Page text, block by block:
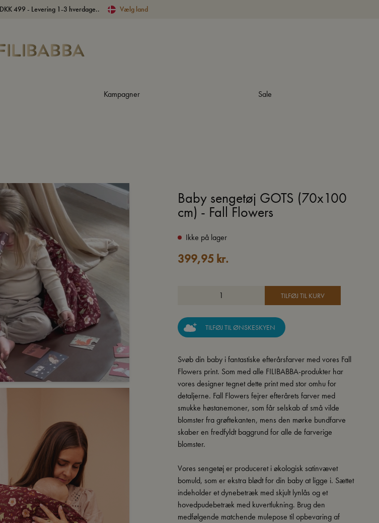
499 - Levering 1-3 hverdage.. Vælg land
Kampagner Sale
Baby sengetøj GOTS (70x100
cm) - Fall Flowers
Ikke på lager
399,95 kr.
TILFØJ TIL KURV
TILFØJ TIL ØNSKESKYEN
Svøb din baby i fantastiske efterårsfarver med vores Fall
Flowers print. Som med alle FILIBABBA-produkter har
vores designer tegnet dette print med stor omhu for
detaljerne. Fall Flowers fejrer efterårets farver med
smukke høstanemoner, som får selskab af små vilde
blomster fra grøftekanten, mens den mørke bundfarve
skaber en fredfyldt baggrund for alle de farverige
blomster.
Vores sengetøj er produceret i økologisk satinvævet
bomuld, som er ekstra blødt for din baby at ligge i. Sættet
indeholder et dynebetræk med skjult lynlås og et
hovedpudebetræk med kuvertlukning. Brug den
medfølgende matchende mulepose til opbevaring af